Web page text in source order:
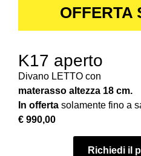
OFFERTA
K17 aperto
Divano LETTO con
materasso altezza 18 cm.
In offerta solamente fino a
€ 990,00
Richiedi il